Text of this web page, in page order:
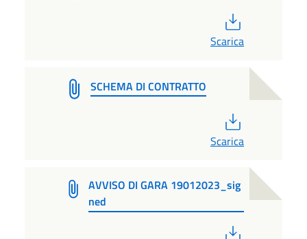
Scarica
SCHEMA DI CONTRATTO
Scarica
AVVISO DI GARA 19012023_sig
ned